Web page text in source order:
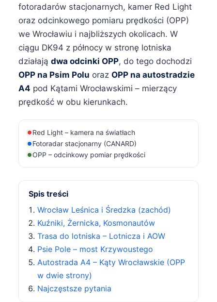
fotoradarów stacjonarnych, kamer Red Light
oraz odcinkowego pomiaru prędkości (OPP)
we Wrocławiu i najbliższych okolicach. W
ciągu DK94 z północy w stronę lotniska
działają dwa odcinki OPP, do tego dochodzi
OPP na Psim Polu oraz OPP na autostradzie
A4 pod Kątami Wrocławskimi – mierzący
prędkość w obu kierunkach.
Red Light – kamera na światłach
Fotoradar stacjonarny (CANARD)
OPP – odcinkowy pomiar prędkości
Spis treści
Wrocław Leśnica i Średzka (zachód)
Kuźniki, Żernicka, Kosmonautów
Trasa do lotniska – Lotnicza i AOW
Psie Pole – most Krzywoustego
Autostrada A4 – Kąty Wrocławskie (OPP
w dwie strony)
Najczęstsze pytania